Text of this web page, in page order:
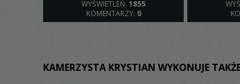
WYŚWIETLEŃ: 1855
KOMENTARZY: 0
KAMERZYSTA KRYSTIAN WYKONUJE